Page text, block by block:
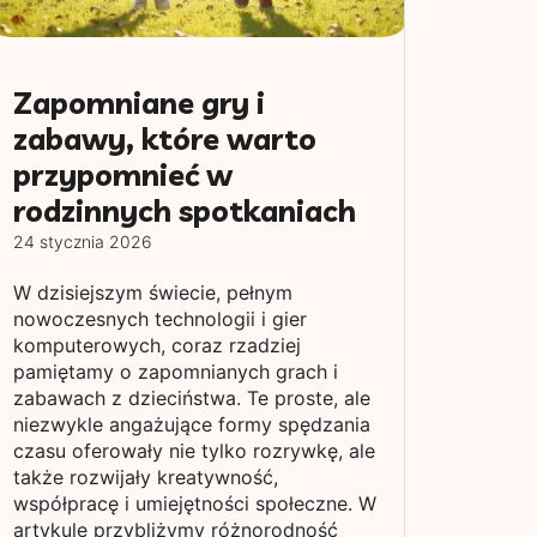
Zapomniane gry i
zabawy, które warto
przypomnieć w
rodzinnych spotkaniach
24 stycznia 2026
W dzisiejszym świecie, pełnym
nowoczesnych technologii i gier
komputerowych, coraz rzadziej
pamiętamy o zapomnianych grach i
zabawach z dzieciństwa. Te proste, ale
niezwykle angażujące formy spędzania
czasu oferowały nie tylko rozrywkę, ale
także rozwijały kreatywność,
współpracę i umiejętności społeczne. W
artykule przybliżymy różnorodność